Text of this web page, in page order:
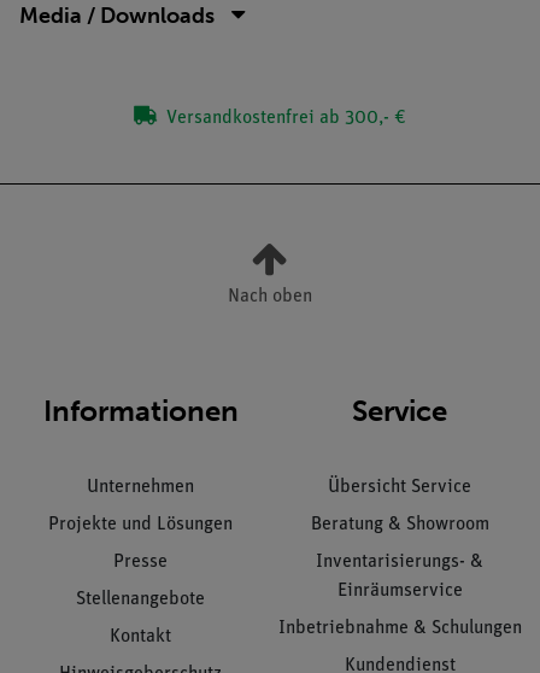
Media / Downloads
Versandkostenfrei ab 300,- €
Nach oben
Informationen
Unternehmen
Projekte und Lösungen
Presse
Stellenangebote
Kontakt
Service
Übersicht Service
Beratung & Showroom
Inventarisierungs- &
Einräumservice
Inbetriebnahme & Schulungen
Kundendienst